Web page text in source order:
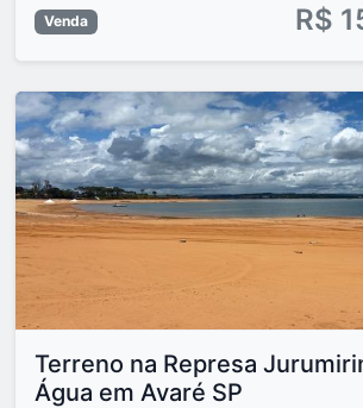
Venda R$
Terreno na Represa
Água em Avaré SP